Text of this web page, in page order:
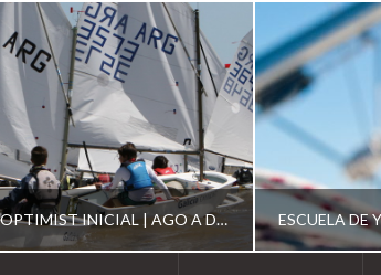
ESCUELA DE OPTIMIST INICIAL | AGO A DIC 2026